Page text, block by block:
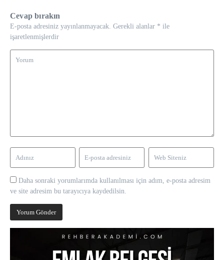
Cevap bırakın
E-posta adresiniz yayınlanmayacak. Gerekli alanlar * ile
işaretlenmişlerdir
Daha sonraki yorumlarımda kullanılması için adım, e-posta adresim
ve site adresim bu tarayıcıya kaydedilsin.